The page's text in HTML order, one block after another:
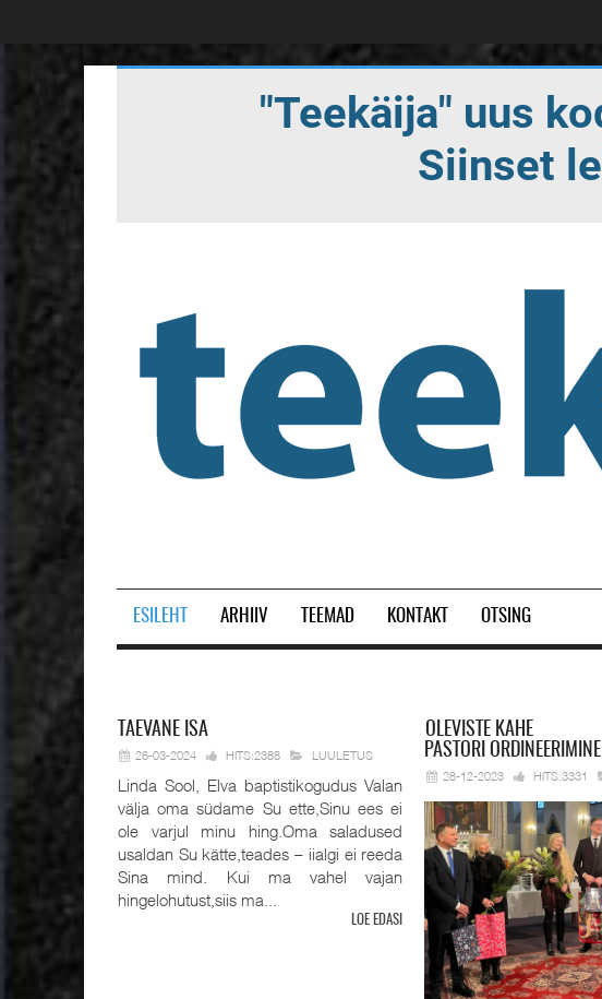
ESILEHT ARHIIV TEEMAD KONTAKT OTSING
TAEVANE ISA
26-03-2024 HITS:2388 LUULETUS
Linda Sool, Elva baptistikogudus Valan
välja oma südame Su ette,Sinu ees ei
ole varjul minu hing.Oma saladused
usaldan Su kätte,teades – iialgi ei reeda
Sina mind. Kui ma vahel vajan
hingelohutust,siis ma...
LOE EDASI
OLEVISTE KAHE
PASTORI ORDINEERIMINE
28-12-2023 HITS:3331